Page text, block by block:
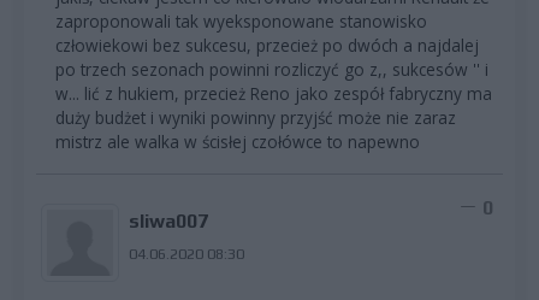
zaproponowali tak wyeksponowane stanowisko
człowiekowi bez sukcesu, przecież po dwóch a najdalej
po trzech sezonach powinni rozliczyć go z,, sukcesów '' i
w... lić z hukiem, przecież Reno jako zespół fabryczny ma
duży budżet i wyniki powinny przyjść może nie zaraz
mistrz ale walka w ścisłej czołówce to napewno
sliwa007
04.06.2020 08:30
0